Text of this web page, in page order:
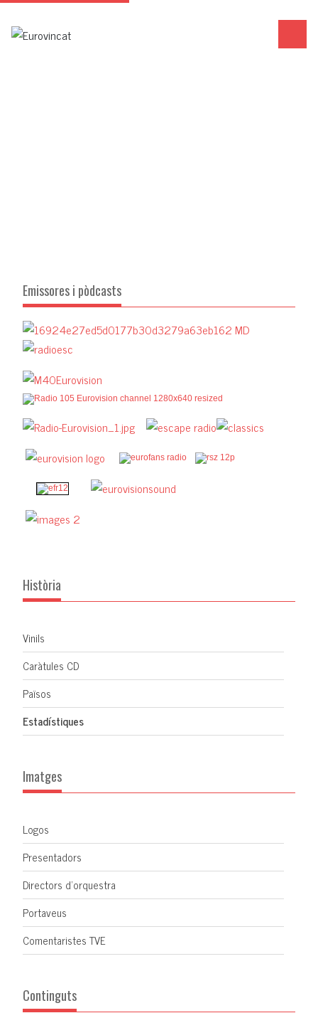
Emissores i pòdcasts
Història
Vinils
Caràtules CD
Països
Estadístiques
Imatges
Logos
Presentadors
Directors d'orquestra
Portaveus
Comentaristes TVE
Continguts